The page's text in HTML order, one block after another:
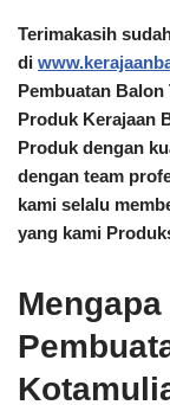
Terimakasih
di
Pembuatan
Produk Kerajaan
Produk dengan
dengan team
kami selalu
yang kami